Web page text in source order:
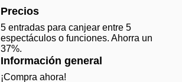
Precios
5 entradas para canjear entre 5
espectáculos o funciones. Ahorra un
37%.
Información general
¡Compra ahora!